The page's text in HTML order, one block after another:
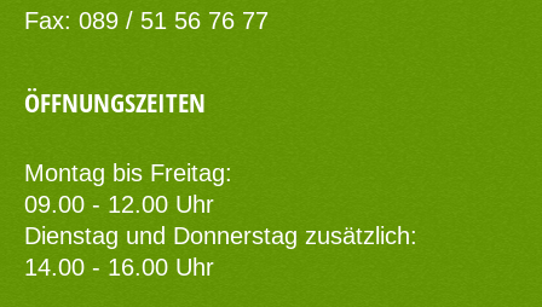
Fax: 089 / 51 56 76 77
ÖFFNUNGSZEITEN
Montag bis Freitag:
09.00 - 12.00 Uhr
Dienstag und Donnerstag zusätzlich:
14.00 - 16.00 Uhr